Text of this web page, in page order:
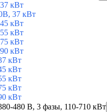
кВт
37 кВт
кВт
кВт
кВт
кВт
кВт
кВт
кВт
кВт
кВт
480 В, 3 фазы, 110-710 кВт